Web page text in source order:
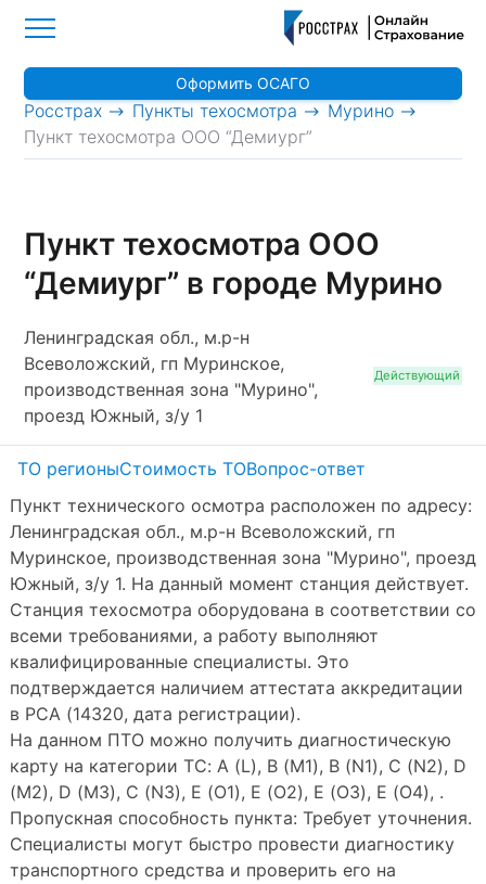
Росстрах > Пункты техосмотра > Мурино >
Пункт техосмотра ООО “Демиург”
Оформить ОСАГО
Пункт техосмотра ООО
“Демиург” в городе Мурино
Ленинградская обл., м.р-н
Всеволожский, гп Муринское,
производственная зона "Мурино",
проезд Южный, з/у 1
Действующий
ТО регионыСтоимость ТОВопрос-ответ
Пункт технического осмотра расположен по адресу:
Ленинградская обл., м.р-н Всеволожский, гп
Муринское, производственная зона "Мурино", проезд
Южный, з/у 1. На данный момент станция действует.
Станция техосмотра оборудована в соответствии со
всеми требованиями, а работу выполняют
квалифицированные специалисты. Это
подтверждается наличием аттестата аккредитации
в РСА (14320, дата регистрации).
На данном ПТО можно получить диагностическую
карту на категории ТС: A (L), B (M1), B (N1), C (N2), D
(M2), D (M3), C (N3), E (O1), E (O2), E (O3), E (O4), .
Пропускная способность пункта: Требует уточнения.
Специалисты могут быстро провести диагностику
транспортного средства и проверить его на